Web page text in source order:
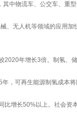
中物流车、公交车、重
、无人机等领域的应用
2020年增长3倍。制氢、
，可再生能源制氢成本
比增长50%以上。社会资